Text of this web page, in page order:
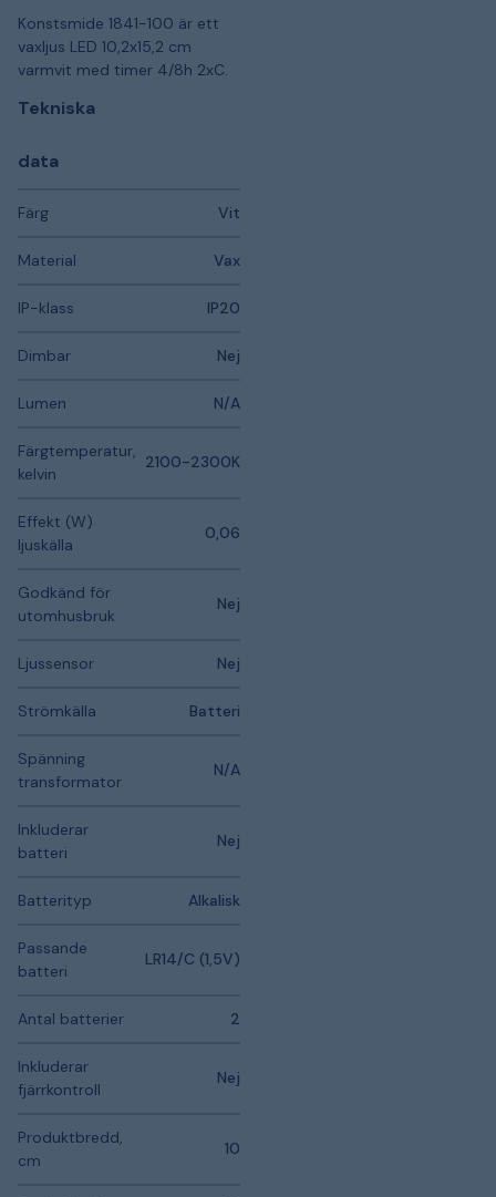
Konstsmide 1841-100 är ett
vaxljus LED 10,2x15,2 cm
varmvit med timer 4/8h 2xC.
Tekniska
data
Färg Vit
Material Vax
IP-klass IP20
Dimbar Nej
Lumen N/A
Färgtemperatur,
kelvin
2100-2300K
Effekt (W)
ljuskälla
0,06
Godkänd för
utomhusbruk
Nej
Ljussensor Nej
Strömkälla Batteri
Spänning
transformator
N/A
Inkluderar
batteri
Nej
Batterityp Alkalisk
Passande
batteri
LR14/C (1,5V)
Antal batterier 2
Inkluderar
fjärrkontroll
Nej
Produktbredd,
cm
10